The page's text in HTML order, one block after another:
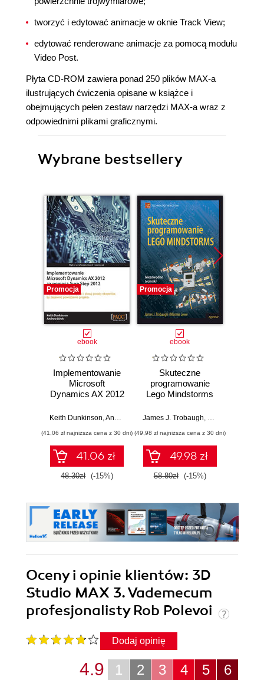
tworzyć i edytować animacje w oknie Track View;
edytować renderowane animacje za pomocą modułu
Video Post.
Płyta CD-ROM zawiera ponad 250 plików MAX-a
ilustrujących ćwiczenia opisane w książce i
obejmujących pełen zestaw narzędzi MAX-a wraz z
odpowiednimi plikami graficznymi.
Wybrane bestsellery
Promocja
ebook
Implementowanie
Microsoft
Dynamics AX 2012
Step 2012
Keith Dunkinson,Andrew Birch
(41,06 zł najniższa cena z 30 dni)
41.06 zł
48.30zł (-15%)
Promocja
ebook
Skuteczne
programowanie
Lego Mindstorms
James J. Trobaugh, Mannie Lowe
(49,98 zł najniższa cena z 30 dni)
49.98 zł
58.80zł (-15%)
Oceny i opinie klientów: 3D
Studio MAX 3. Vademecum
profesjonalisty Rob Polevoi
Dodaj opinię
6
5
4
3
2
1
4.9